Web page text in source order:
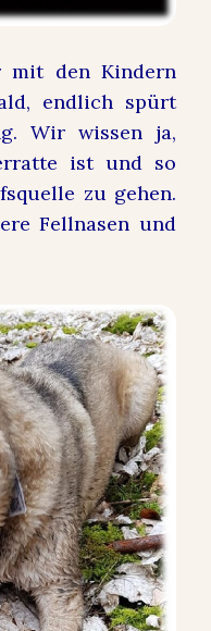
mit den Kindern
endlich spürt
Wir wissen ja,
ist und so
zu gehen.
Fellnasen und